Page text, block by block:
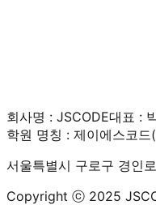
회사명 : JSCODE대표 :
학원 명칭 : 제이에스코
서울특별시 구로구 경인
Copyright ⓒ 2025